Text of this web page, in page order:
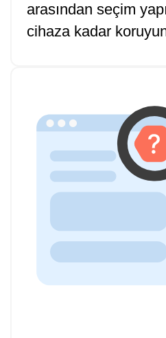
arasından seçim
cihaza kadar